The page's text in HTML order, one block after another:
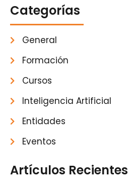
Artículos Recientes
Categorías
General
Formación
Cursos
Inteligencia Artificial
Entidades
Eventos